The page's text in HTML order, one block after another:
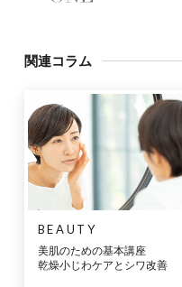
関連コラム
BEAUTY
美肌のための基本講座
乾燥小じわケアとシワ改善